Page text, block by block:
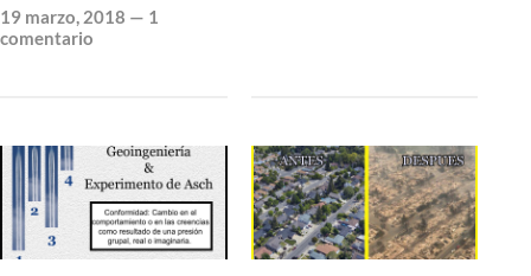
19 marzo, 2018 — 1
comentario